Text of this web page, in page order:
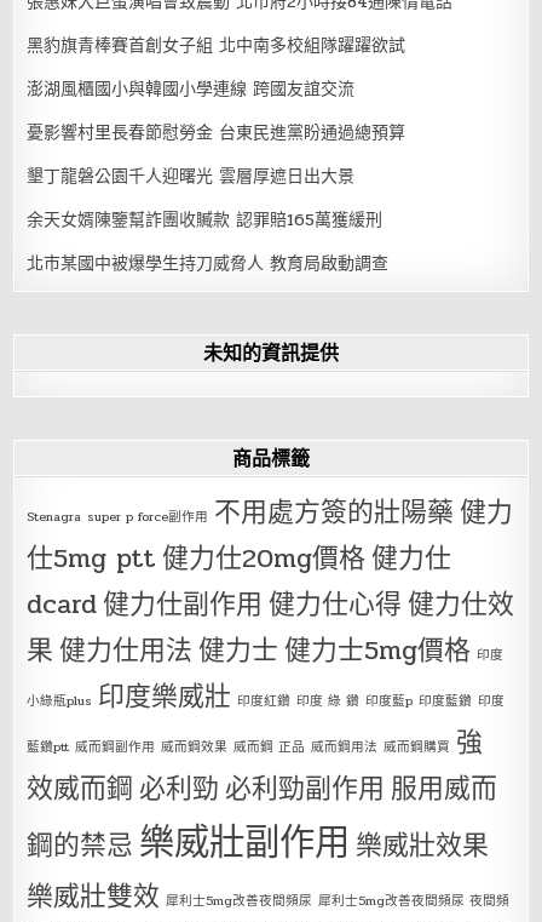
黑豹旗青棒賽首創女子組 北中南多校組隊躍躍欲試
澎湖風櫃國小與韓國小學連線 跨國友誼交流
憂影響村里長春節慰勞金 台東民進黨盼通過總預算
墾丁龍磐公園千人迎曙光 雲層厚遮日出大景
余天女婿陳鑒幫詐團收贓款 認罪賠165萬獲緩刑
北市某國中被爆學生持刀威脅人 教育局啟動調查
未知的資訊提供
商品標籤
Stenagra super p force副作用 不用處方簽的壯陽藥健力
仕5mg ptt健力仕20mg價格健力仕
dcard健力仕副作用 健力仕心得健力仕效
果健力仕用法健力士健力士5mg價格 印度
小綠瓶plus 印度樂威壯 印度紅鑽 印度 綠 鑽 印度藍p 印度藍鑽 印度
藍鑽ptt 威而鋼副作用 威而鋼效果 威而鋼 正品 威而鋼用法 威而鋼購買 強
效威而鋼 必利勁 必利勁副作用 服用威而
鋼的禁忌 樂威壯副作用 樂威壯效果
樂威壯雙效 犀利士5mg改善夜間頻尿 犀利士5mg改善夜間頻尿 夜間頻